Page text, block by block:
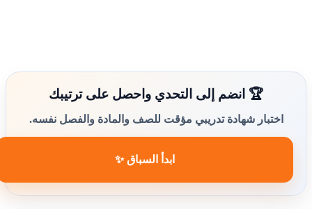
🏆 انضم إلى التحدي واحصل على ترتيبك
اختبار شهادة تدريبي مؤقت للصف والمادة والفصل نفسه.
ابدأ السباق ✨